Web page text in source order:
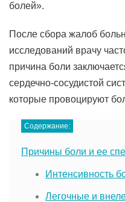
болей».
После сбора жалоб
исследований врачу
причина боли
сердечно-сосудистой
которые провоцируют
Содержание:
Причины боли и ее
Интенсивность
Легочные и